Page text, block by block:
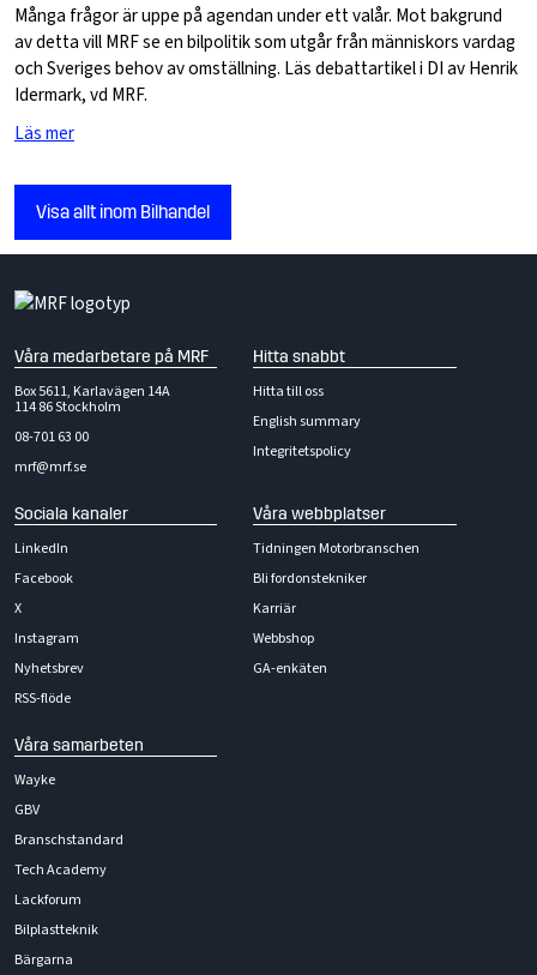
Många frågor är uppe på agendan under ett valår. Mot bakgrund
av detta vill MRF se en bilpolitik som utgår från människors vardag
och Sveriges behov av omställning. Läs debattartikel i DI av Henrik
Idermark, vd MRF.
Läs mer
Visa allt inom Bilhandel
Våra medarbetare på MRF
Box 5611, Karlavägen 14A
114 86 Stockholm
08-701 63 00
mrf@mrf.se
Hitta snabbt
Hitta till oss
English summary
Integritetspolicy
Sociala kanaler
LinkedIn
Facebook
X
Instagram
Nyhetsbrev
RSS-flöde
Våra webbplatser
Tidningen Motorbranschen
Bli fordonstekniker
Karriär
Webbshop
GA-enkäten
Våra samarbeten
Wayke
GBV
Branschstandard
Tech Academy
Lackforum
Bilplastteknik
Bärgarna